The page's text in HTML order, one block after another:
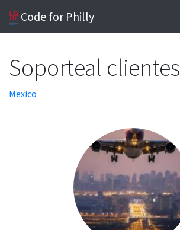
Code for Philly
Soporteal clientes
Mexico